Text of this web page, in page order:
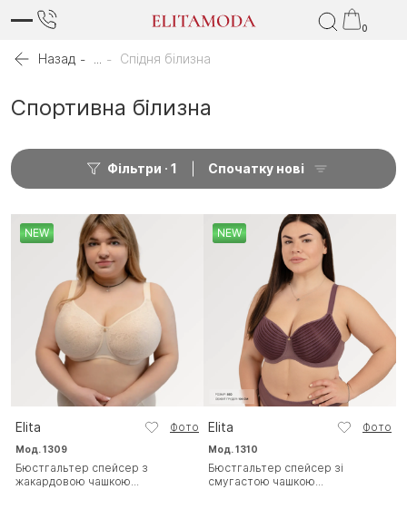
0
Назад Спідня білизна
Спортивна білизна
Фільтри 1 Спочатку нові
NEW
Elita Фото
Мод. 1309
Бюстгальтер спейсер з
жакардовою чашкою...
NEW
Elita Фото
Мод. 1310
Бюстгальтер спейсер зі
смугастою чашкою...